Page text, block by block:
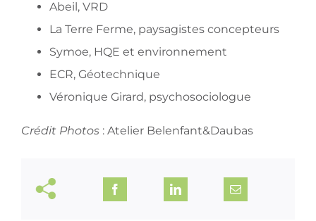
Abeil, VRD
La Terre Ferme, paysagistes concepteurs
Symoe, HQE et environnement
ECR, Géotechnique
Véronique Girard, psychosociologue
Crédit Photos: Atelier Belenfant&Daubas